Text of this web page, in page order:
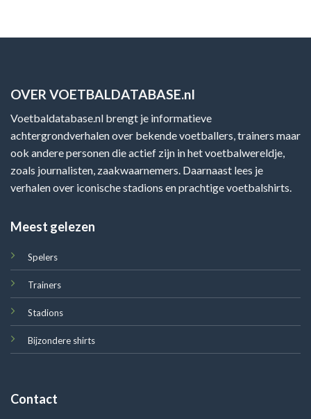
OVER VOETBALDATABASE.nl
Voetbaldatabase.nl brengt je informatieve
achtergrondverhalen over bekende voetballers, trainers maar
ook andere personen die actief zijn in het voetbalwereldje,
zoals journalisten, zaakwaarnemers. Daarnaast lees je
verhalen over iconische stadions en prachtige voetbalshirts.
Meest gelezen
Spelers
Trainers
Stadions
Bijzondere shirts
Contact